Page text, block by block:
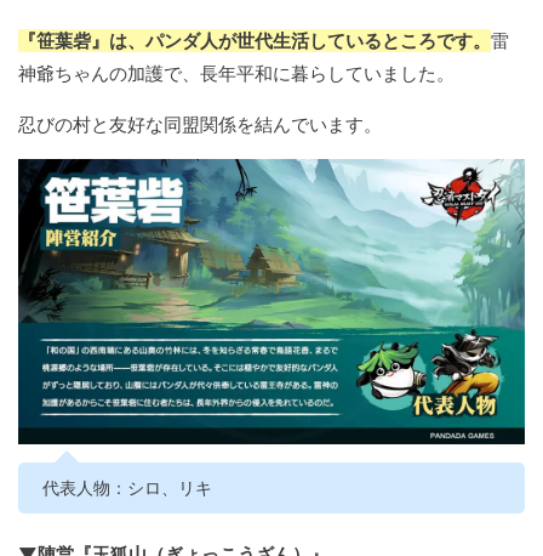
『笹葉砦』は、パンダ人が世代生活しているところです。 雷
神爺ちゃんの加護で、長年平和に暮らしていました。
忍びの村と友好な同盟関係を結んでいます。
代表人物：シロ、リキ